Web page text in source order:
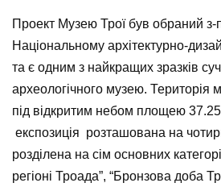
Проект Музею Трої був обраний з-
Національному архітектурно-
та є одним з найкращих зразків
археологічного музею. Територія
під відкритим небом площею
експозиція розташована на
розділена на сім основних
регіоні Троада”, “Бронзова доба